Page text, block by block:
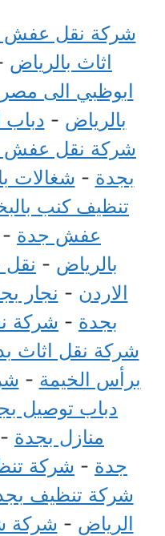
شركة نقل عفش
اثاث بالرياض
ابوظبي الى مصر
بالرياض -
شركة نقل عفش
بجدة - شغالات
تنظيف كنب
عفش جدة -
بالرياض -
الاردن - نجار
بجدة - شركة
شركة نقل اثاث
برأس الخيمة -
دباب توصيل
منازل بجدة -
جدة - شركة
شركة تنظيف
الرياض - شركة